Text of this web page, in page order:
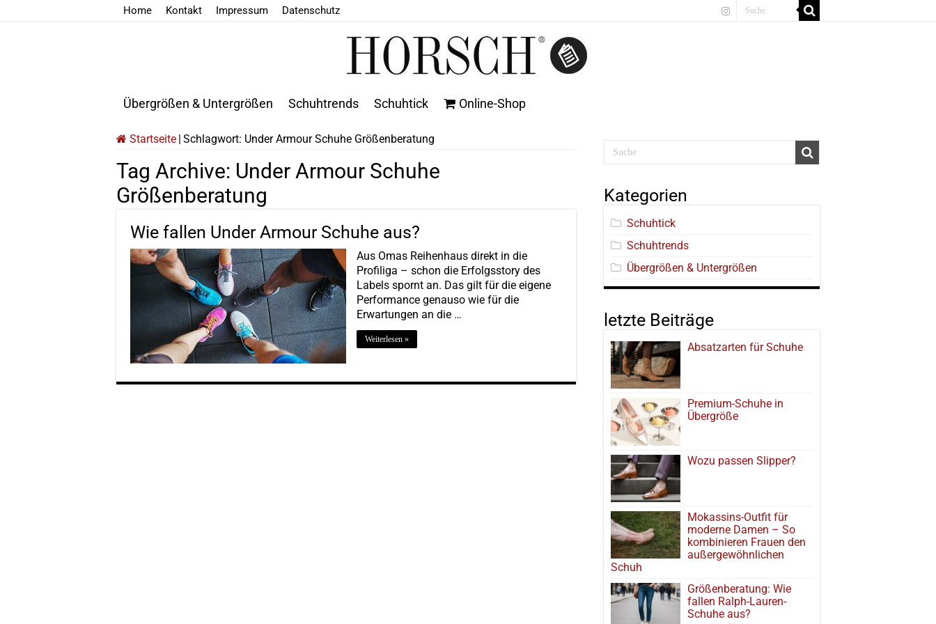
Home Kontakt Impressum Datenschutz
Übergrößen & Untergrößen Schuhtrends Schuhtick Online-Shop
Startseite Schlagwort: Under Armour Schuhe Größenberatung
Tag Archive: Under Armour Schuhe
Größenberatung
Wie fallen Under Armour Schuhe aus?
Aus Omas Reihenhaus direkt in die
Profiliga – schon die Erfolgsstory des
Labels spornt an. Das gilt für die eigene
Performance genauso wie für die
Erwartungen an die …
Weiterlesen »
Kategorien
Schuhtick
Schuhtrends
Übergrößen & Untergrößen
letzte Beiträge
Absatzarten für Schuhe
Premium-Schuhe in
Übergröße
Wozu passen Slipper?
Mokassins-Outfit für
moderne Damen – So
kombinieren Frauen den
außergewöhnlichen
Schuh
Größenberatung: Wie
fallen Ralph-Lauren-
Schuhe aus?